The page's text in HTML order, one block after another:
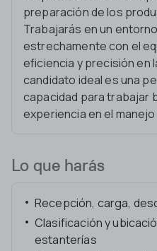
preparación de los
Trabajarás en un
estrechamente con el
eficiencia y precisión en
candidato ideal es una
capacidad para trabajar
experiencia en el
Lo que harás
Recepción, carga,
Clasificación y
estanterías